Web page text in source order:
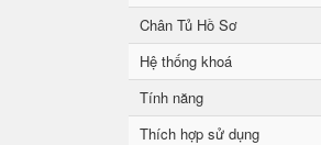
Chân Tủ Hồ Sơ
Hệ thống khoá
Tính năng
Thích hợp sử dụng